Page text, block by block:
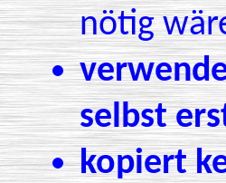
nötig
selbst
kopiert